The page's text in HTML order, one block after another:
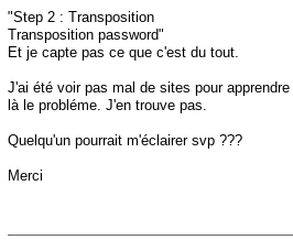
"Step 2 : Transposition
Transposition password"
Et je capte pas ce que c'est du tout.
J'ai été voir pas mal de sites pour
là le probléme. J'en trouve pas.
Quelqu'un pourrait m'éclairer svp ???
Merci